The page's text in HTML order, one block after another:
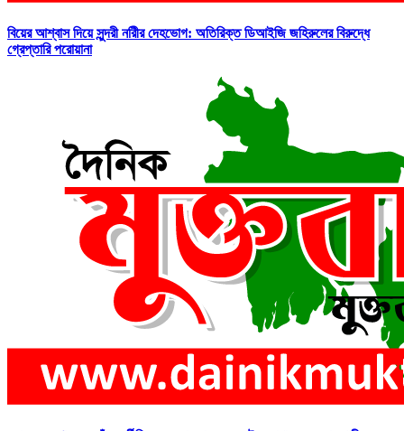
বিয়ের আশ্বাস দিয়ে সুন্দরী নরিীর দেহভোগ: অতিরিক্ত ডিআইজি জহিরুলের বিরুদ্ধে
গ্রেপ্তারি পরোয়ানা